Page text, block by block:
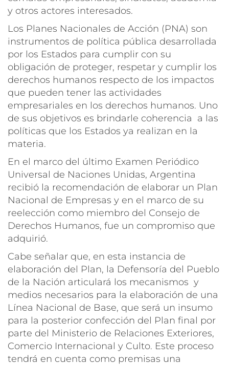
y otros actores interesados.
Los Planes Nacionales de Acción (PNA) son
instrumentos de política pública desarrollada
por los Estados para cumplir con su
obligación de proteger, respetar y cumplir los
derechos humanos respecto de los impactos
que pueden tener las actividades
empresariales en los derechos humanos. Uno
de sus objetivos es brindarle coherencia a las
políticas que los Estados ya realizan en la
materia.
En el marco del último Examen Periódico
Universal de Naciones Unidas, Argentina
recibió la recomendación de elaborar un Plan
Nacional de Empresas y en el marco de su
reelección como miembro del Consejo de
Derechos Humanos, fue un compromiso que
adquirió.
Cabe señalar que, en esta instancia de
elaboración del Plan, la Defensoría del Pueblo
de la Nación articulará los mecanismos y
medios necesarios para la elaboración de una
Línea Nacional de Base, que será un insumo
para la posterior confección del Plan final por
parte del Ministerio de Relaciones Exteriores,
Comercio Internacional y Culto. Este proceso
tendrá en cuenta como premisas una